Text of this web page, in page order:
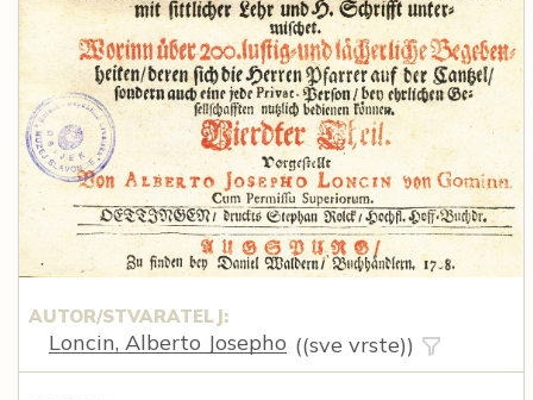
AUTOR/STVARATELJ:
Loncin, Alberto Josepho ((sve vrste))